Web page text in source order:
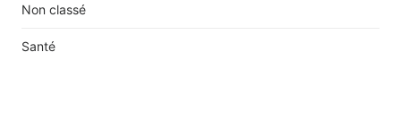
Non classé
Santé